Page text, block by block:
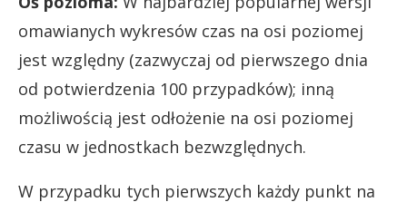
omawianych wykresów czas na osi poziomej
jest względny (zazwyczaj od pierwszego dnia
od potwierdzenia 100 przypadków); inną
możliwością jest odłożenie na osi poziomej
czasu w jednostkach bezwzględnych.
W przypadku tych pierwszych każdy punkt na